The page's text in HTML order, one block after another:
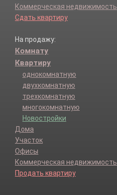
Коммерческая недвижимость
Сдать квартиру
На продажу:
Комнату
Квартиру
однокомнатную
двухкомнатную
трехкомнатную
многокомнатную
Новостройки
Дома
Участок
Офисы
Коммерческая недвижимость
Продать квартиру